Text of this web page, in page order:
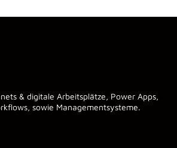
& digitale Arbeitsplätze, Power Apps,
sowie Managementsysteme.